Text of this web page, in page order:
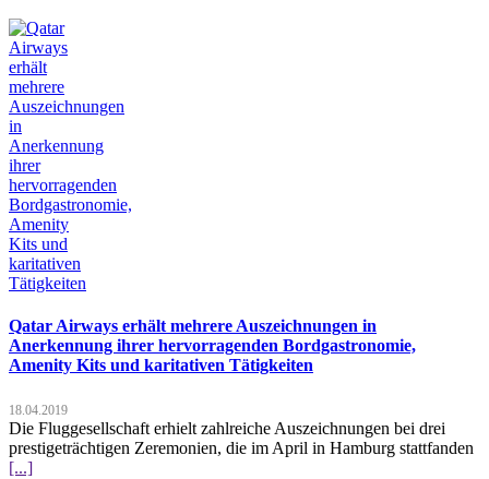
Qatar Airways erhält mehrere Auszeichnungen in
Anerkennung ihrer hervorragenden Bordgastronomie,
Amenity Kits und karitativen Tätigkeiten
18.04.2019
Die Fluggesellschaft erhielt zahlreiche Auszeichnungen bei drei
prestigeträchtigen Zeremonien, die im April in Hamburg stattfanden
[...]